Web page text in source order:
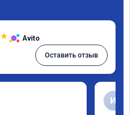
★ Avito
Оставить отзыв
И